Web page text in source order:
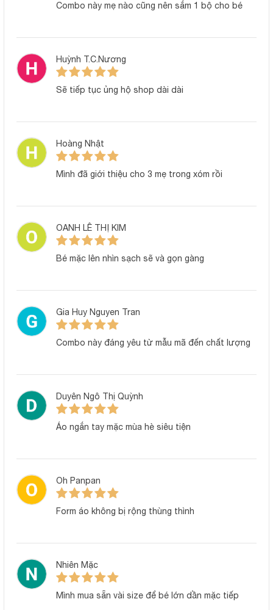
Đặc điểm sản phẩm
và có độ thấm hút cao. Làn da bé sơ sinh vốn nhạy cảm sẽ
luôn được bảo vệ bởi lớp vải mềm mại, mát mẻ và không
gây kích ứng – đặc biệt lý tưởng cho thời tiết xuân hè.
Thiết kế cài chéo giúp mẹ mặc đồ cho bé dễ dàng hơn,
không cần luồn qua đầu phù hợp với trẻ sơ sinh trong những
tháng đầu đời khi cổ bé còn yếu. Phần áo cộc tay tạo sự
thông thoáng cho bé khi vận động hoặc khi ngủ, giúp bé luôn
Màu sắc tươi sáng, họa tiết đáng yêu
Combo gồm 3 bộ có tông màu nhẹ nhàng, phối hợp họa tiết
sinh động phù hợp với cả bé trai và bé gái. Hình in sắc nét, an
Với 3 bộ quần áo thay đổi mỗi ngày, mẹ sẽ luôn có sẵn trang
phục sạch sẽ cho bé, đồng thời tiết kiệm chi phí hơn so với
mua lẻ từng bộ. Mỗi bộ đều được thiết kế đồng đều về chất
Bảng size quần áo cho bé
Combo này mẹ nào cũng nên sắm 1 bộ cho bé
Huỳnh T.C.Nương
Sẽ tiếp tục ủng hộ shop dài dài
Hoàng Nhật
Mình đã giới thiệu cho 3 mẹ trong xóm rồi
OANH LÊ THỊ KIM
Bé mặc lên nhìn sạch sẽ và gọn gàng
Gia Huy Nguyen Tran
Combo này đáng yêu từ mẫu mã đến chất lượng
Duyên Ngô Thị Quỳnh
Áo ngắn tay mặc mùa hè siêu tiện
Oh Panpan
Form áo không bị rộng thùng thình
Nhiên Mặc
Mình mua sẵn vài size để bé lớn dần mặc tiếp